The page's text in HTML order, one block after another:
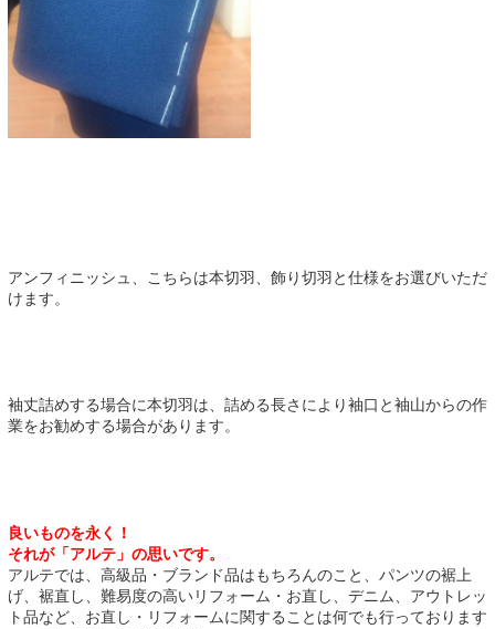
アンフィニッシュ、こちらは本切羽、飾り切羽と仕様をお選びいただ
けます。
袖丈詰めする場合に本切羽は、詰める長さにより袖口と袖山からの作
業をお勧めする場合があります。
良いものを永く！
それが「アルテ」の思いです。
アルテでは、高級品・ブランド品はもちろんのこと、パンツの裾上
げ、裾直し、難易度の高いリフォーム・お直し、デニム、アウトレッ
ト品など、お直し・リフォームに関することは何でも行っております